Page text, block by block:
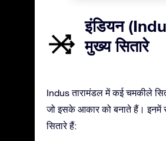
इंडियन
मुख्य सितारे
Indus तारामंडल में कई चमकीले
जो इसके आकार को बनाते हैं।
सितारे हैं: